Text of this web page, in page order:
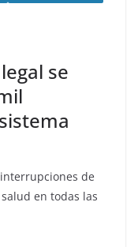
se
de
en todas las